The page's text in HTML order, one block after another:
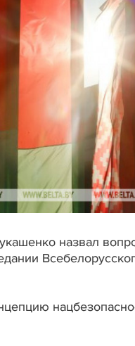
назвал